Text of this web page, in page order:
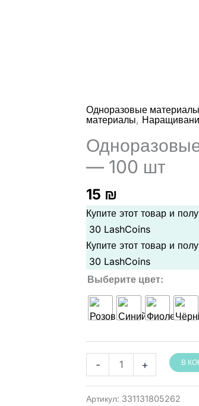
Одноразовые материалы
материалы,
— 100 шт
15 ₪
Купите этот товар и
30 LashCoins
Купите этот товар и
30 LashCoins
Выберите цвет
-
Количество
товара
+ В
Артикул: 331131805262